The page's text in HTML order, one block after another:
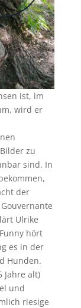
ist, im
wird er
zu
sind. In
der
Ulrike
hört
es in der
Hunden.
Jahre alt)
und
riesige